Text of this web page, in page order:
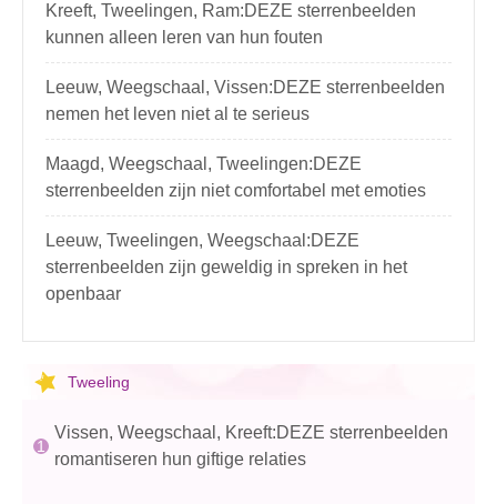
Kreeft, Tweelingen, Ram:DEZE sterrenbeelden
kunnen alleen leren van hun fouten
Leeuw, Weegschaal, Vissen:DEZE sterrenbeelden
nemen het leven niet al te serieus
Maagd, Weegschaal, Tweelingen:DEZE
sterrenbeelden zijn niet comfortabel met emoties
Leeuw, Tweelingen, Weegschaal:DEZE
sterrenbeelden zijn geweldig in spreken in het
openbaar
Tweeling
Vissen, Weegschaal, Kreeft:DEZE sterrenbeelden
romantiseren hun giftige relaties